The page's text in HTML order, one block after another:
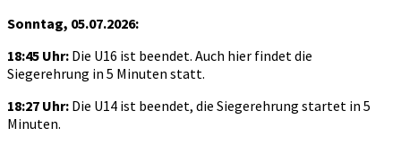
Sonntag, 05.07.2026:
18:45 Uhr: Die U16 ist beendet. Auch hier findet die
Siegerehrung in 5 Minuten statt.
18:27 Uhr: Die U14 ist beendet, die Siegerehrung startet in 5
Minuten.